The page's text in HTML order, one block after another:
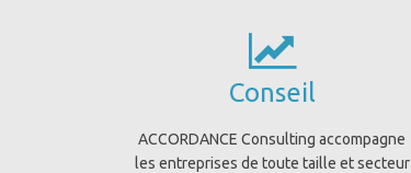
Conseil
ACCORDANCE Consulting accompagne
les entreprises de toute taille et secteur